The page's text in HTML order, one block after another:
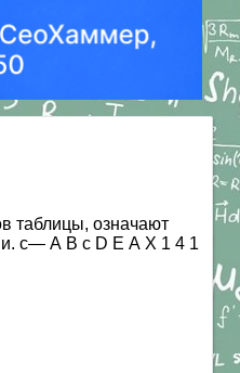
таблицы, означают
с— А В с D Е А X 1 4 1